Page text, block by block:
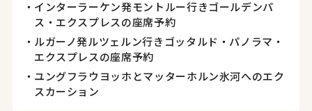
インターラーケン発モントルー行きゴールデンパ
ス・エクスプレスの座席予約
ルガーノ発ルツェルン行きゴッタルド・パノラマ・
エクスプレスの座席予約
ユングフラウヨッホとマッターホルン氷河へのエク
スカーション